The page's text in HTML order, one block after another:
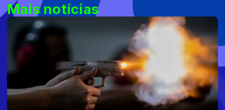
Mais notícias